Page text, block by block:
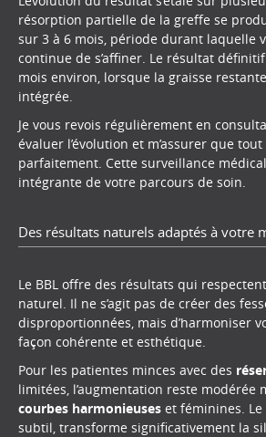
résorption partielle de la greffe se
sur 3 à 6 mois, période durant laquelle
continue de s’affiner. Le résultat
mois environ, lorsque la graisse
intégrée.
Je vous revois régulièrement en
évaluer l’évolution et m’assurer que
parfaitement. Cette surveillance
intégrante de votre parcours de soin.
Des résultats naturels adaptés à votre
Le BBL offre des résultats qui
naturel. Il ne s’agit pas de créer des
disproportionnées, mais d’harmoniser
façon cohérente et esthétique.
Pour les patientes minces avec des
limitées, l’augmentation reste modérée
courbes harmonieuses et féminines.
subtil, transforme significativement la